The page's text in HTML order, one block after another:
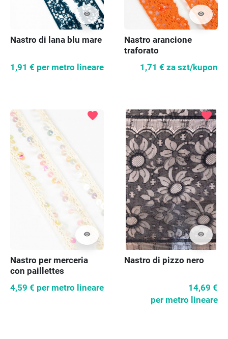
visibility
Nastro di lana blu mare
1,91 € per metro lineare
visibility
Nastro arancione
traforato
1,71 € za szt/kupon
visibility
favorite
Nastro per merceria
con paillettes
4,59 € per metro lineare
visibility
favorite
Nastro di pizzo nero
14,69 €
per metro lineare